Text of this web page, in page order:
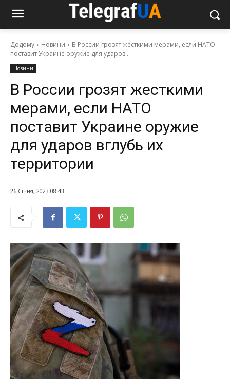
Додому Новини
В России грозят жесткими мерами, если НАТО
поставит Украине оружие для ударов...
Новини
В России грозят жесткими
мерами, если НАТО
поставит Украине оружие
для ударов вглубь их
территории
26 Січня, 2023 08:43